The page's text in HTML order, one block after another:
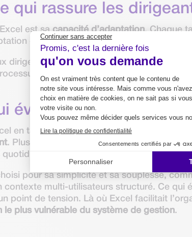
qui rassure les
est sacapacité d’adaptation. Chaque
d’une formule, création d’un nouveau
dirigeants le sentiment de garder le
de tester un nouveau mode de
évolue, sans réelle
en tant qu’outil. Il devient cependant
. Plus de clients, plus de références en
quotidiennes…
pour sa simplicité et sa souplesse,
contexte multi-utilisateurs structuré. Ce
point de tension. Là où Excel facilitait
le plus vulnérable du système de gestion.